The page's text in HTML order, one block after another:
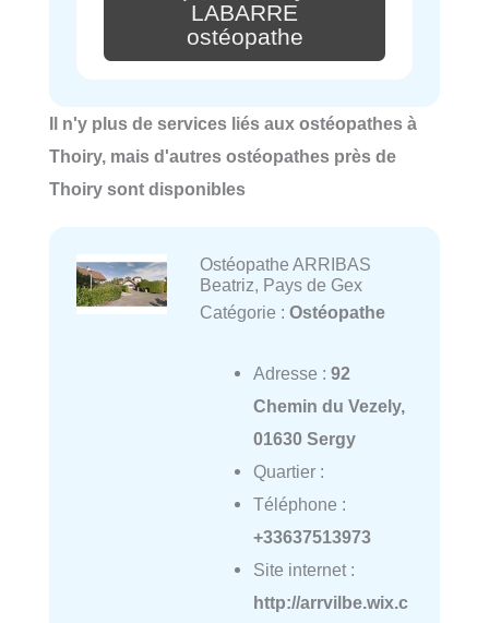
LABARRE
ostéopathe
Il n'y plus de services liés aux ostéopathes à
Thoiry, mais d'autres ostéopathes près de
Thoiry sont disponibles
Ostéopathe ARRIBAS
Beatriz, Pays de Gex
Catégorie : Ostéopathe
Adresse : 92
Chemin du Vezely,
01630 Sergy
Quartier :
Téléphone :
+33637513973
Site internet :
http://arrvilbe.wix.c